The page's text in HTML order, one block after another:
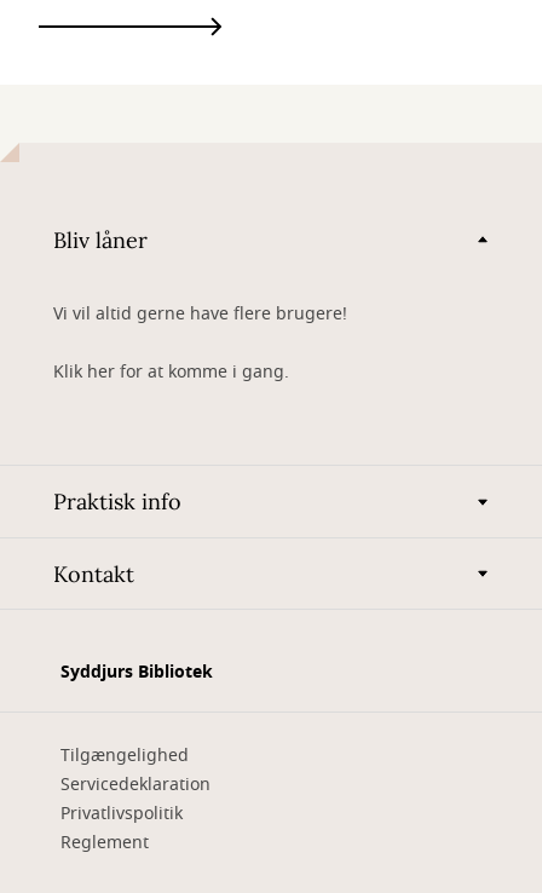
Bliv låner
Vi vil altid gerne have flere brugere!
Klik her for at komme i gang.
Praktisk info
Kontakt
Syddjurs Bibliotek
Tilgængelighed
Servicedeklaration
Privatlivspolitik
Reglement